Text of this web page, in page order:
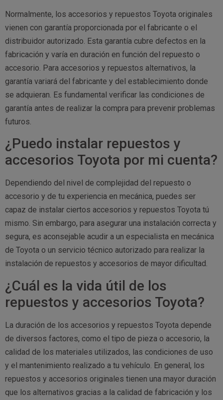
Normalmente, los accesorios y repuestos Toyota originales
vienen con garantía proporcionada por el fabricante o el
distribuidor autorizado. Esta garantía cubre defectos en la
fabricación y varía en duración en función del repuesto o
accesorio. Para accesorios y repuestos alternativos, la
garantía variará del fabricante y del establecimiento donde
se adquieran. Es fundamental verificar las condiciones de
garantía antes de realizar la compra para prevenir problemas
futuros.
¿Puedo instalar repuestos y
accesorios Toyota por mi cuenta?
Dependiendo del nivel de complejidad del repuesto o
accesorio y de tu experiencia en mecánica, puedes ser
capaz de instalar ciertos accesorios y repuestos Toyota tú
mismo. Sin embargo, para asegurar una instalación correcta y
segura, es aconsejable acudir a un especialista en mecánica
de Toyota o un servicio técnico autorizado para realizar la
instalación de repuestos y accesorios de mayor dificultad.
¿Cuál es la vida útil de los
repuestos y accesorios Toyota?
La duración de los accesorios y repuestos Toyota depende
de diversos factores, como el tipo de pieza o accesorio, la
calidad de los materiales utilizados, las condiciones de uso
y el mantenimiento realizado a tu vehículo. En general, los
repuestos y accesorios originales tienen una mayor duración
que los alternativos gracias a la calidad de fabricación y los